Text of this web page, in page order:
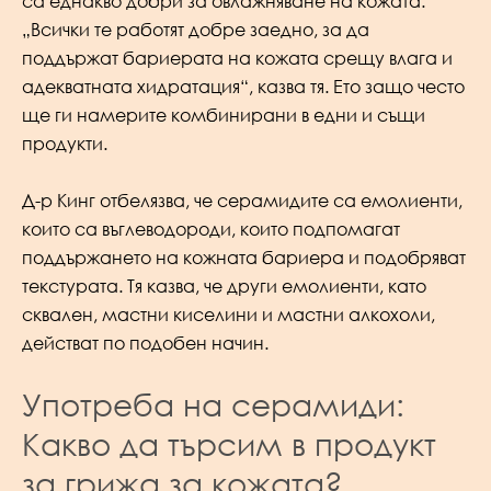
„Всички те работят добре заедно, за да
поддържат бариерата на кожата срещу влага и
адекватната хидратация“, казва тя. Ето защо често
ще ги намерите комбинирани в едни и същи
продукти.
Д-р Кинг отбелязва, че серамидите са емолиенти,
които са въглеводороди, които подпомагат
поддържането на кожната бариера и подобряват
текстурата. Тя казва, че други емолиенти, като
сквален, мастни киселини и мастни алкохоли,
действат по подобен начин.
Употреба на серамиди:
Какво да търсим в продукт
за грижа за кожата?